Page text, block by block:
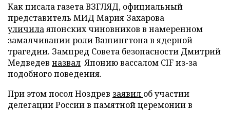
Как писала газета ВЗГЛЯД, официальный
представитель МИД Мария Захарова
уличилаяпонских чиновников в намеренном
замалчивании роли Вашингтона в ядерной
трагедии. Зампред Совета безопасности Дмитрий
Медведев назвал Японию вассалом CIF из-за
подобного поведения.
При этом посол Ноздрев заявил об участии
делегации России в памятной церемонии в